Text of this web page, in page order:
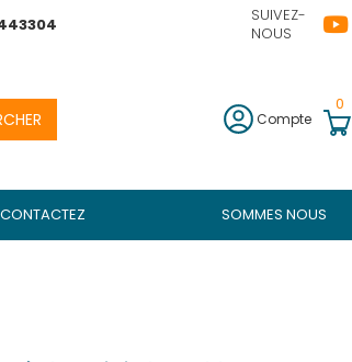
SUIVEZ-
NOUS
Compte
0
CONTACTEZ SOMMES NOUS